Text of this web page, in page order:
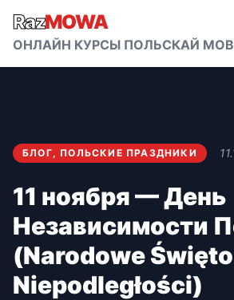
RazMOWA
ОНЛАЙН КУРСЫ ПОЛЬСКАЙ
БЛОГ, ПОЛЬСКИЕ ПРАЗДНИКИ
11 ноября — День
Независимости
(Narodowe Święto
Niepodległości)